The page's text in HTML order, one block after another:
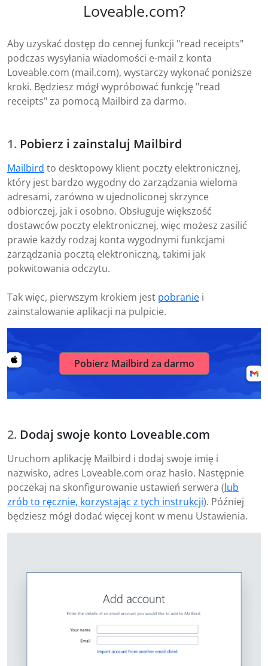
Loveable.com?
Aby uzyskać dostęp do cennej funkcji "read receipts"
podczas wysyłania wiadomości e-mail z konta
Loveable.com (mail.com), wystarczy wykonać poniższe
kroki. Będziesz mógł wypróbować funkcję "read
receipts" za pomocą Mailbird za darmo.
Pobierz i zainstaluj Mailbird
Mailbird to desktopowy klient poczty elektronicznej,
który jest bardzo wygodny do zarządzania wieloma
adresami, zarówno w ujednoliconej skrzynce
odbiorczej, jak i osobno. Obsługuje większość
dostawców poczty elektronicznej, więc możesz zasilić
prawie każdy rodzaj konta wygodnymi funkcjami
zarządzania pocztą elektroniczną, takimi jak
pokwitowania odczytu.
Tak więc, pierwszym krokiem jest pobranie i
zainstalowanie aplikacji na pulpicie.
Pobierz Mailbird za darmo
Dodaj swoje konto Loveable.com
Uruchom aplikację Mailbird i dodaj swoje imię i
nazwisko, adres Loveable.com oraz hasło. Następnie
poczekaj na skonfigurowanie ustawień serwera (lub
zrób to ręcznie, korzystając z tych instrukcji). Później
będziesz mógł dodać więcej kont w menu Ustawienia.